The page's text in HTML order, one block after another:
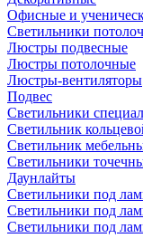
Офисные и
Светильники
Люстры подвесные
Люстры потолочные
Люстры-вентиляторы
Подвес
Светильники
Светильник
Светильник
Светильники
Даунлайты
Светильники под
Светильники под
Светильники под